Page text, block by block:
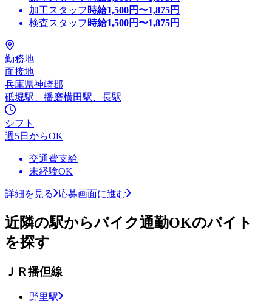
加工スタッフ 時給1,500円〜1,875円
検査スタッフ 時給1,500円〜1,875円
勤務地
面接地
兵庫県神崎郡
砥堀駅、播磨横田駅、長駅
シフト
週5日からOK
交通費支給
未経験OK
詳細を見る 応募画面に進む
近隣の駅からバイク通勤OKのバイト
を探す
ＪＲ播但線
野里駅